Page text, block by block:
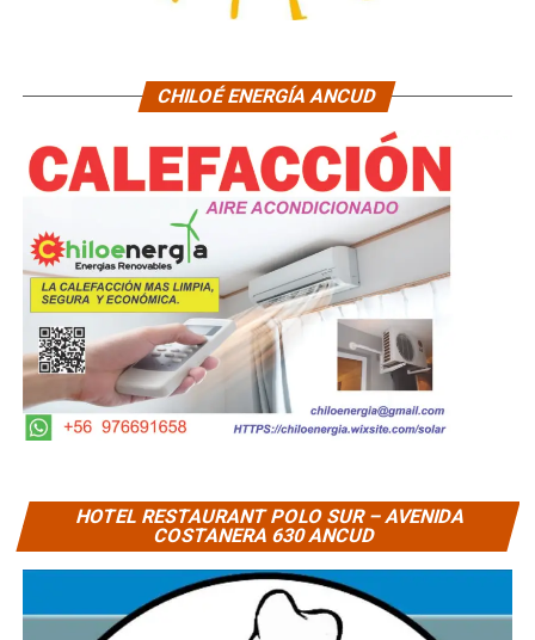
CHILOÉ ENERGÍA ANCUD
HOTEL RESTAURANT POLO SUR – AVENIDA
COSTANERA 630 ANCUD